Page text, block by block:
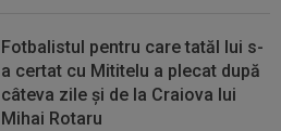
Fotbalistul pentru care tatăl lui s-
a certat cu Mititelu a plecat după
câteva zile și de la Craiova lui
Mihai Rotaru